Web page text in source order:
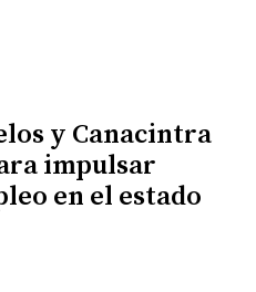
y Canacintra
impulsar
en el estado